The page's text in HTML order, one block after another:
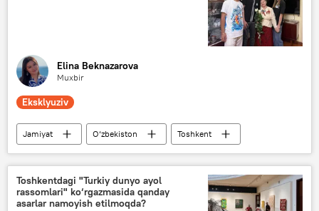
Elina Beknazarova
Muxbir
Eksklyuziv
Jamiyat O‘zbekiston
Toshkent
Rossotrudnichestvo
G‘alabaning 80-yilligi
xotira
G‘alaba bayrami
g‘alaba
Ulug‘ Vatan urushi
Toshkentdagi "Turkiy dunyo ayol
rassomlari" ko‘rgazmasida qanday
asarlar namoyish etilmoqda?